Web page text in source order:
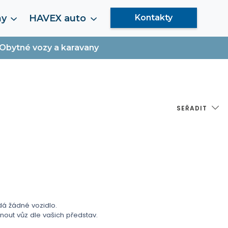
HAVEX auto Kontakty
vozy a karavany
SEŘADIT
žádné vozidlo.
vůz dle vašich představ.